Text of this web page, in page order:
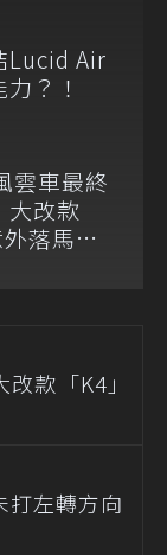
Lucid Air
？！
雲車最終
大改款
落馬引
款「K4」
打左轉方向